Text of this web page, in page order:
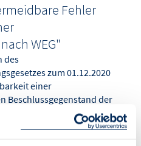
Fehler
WEG"
des
zum 01.12.2020
einer
Beschlussgegenstand der
Weitere Gründe
als
In diesem Online-